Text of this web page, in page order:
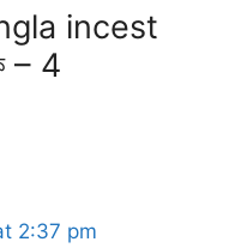
incest
– 4
2:37 pm